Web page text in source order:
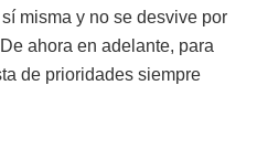
misma y no se desvive por
ahora en adelante, para
de prioridades siempre